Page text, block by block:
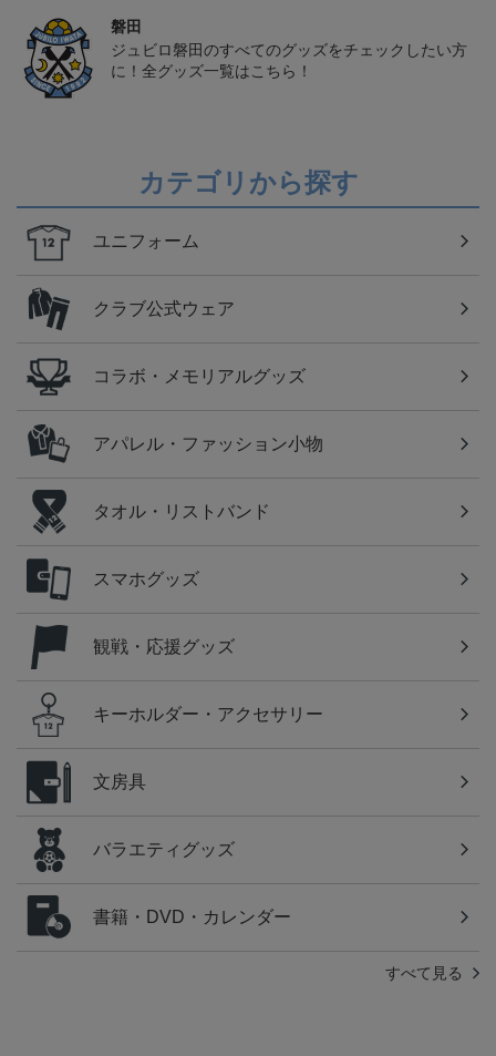
磐田
ジュビロ磐田のすべてのグッズをチェックしたい方
に！全グッズ一覧はこちら！
カテゴリから探す
ユニフォーム
クラブ公式ウェア
コラボ・メモリアルグッズ
アパレル・ファッション小物
タオル・リストバンド
スマホグッズ
観戦・応援グッズ
キーホルダー・アクセサリー
文房具
バラエティグッズ
書籍・DVD・カレンダー
すべて見る